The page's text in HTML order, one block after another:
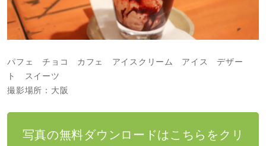
パフェ チョコ カフェ アイスクリーム アイス デザー
ト スイーツ
撮影場所：大阪
写真の無料ダウンロードはこちらをクリ